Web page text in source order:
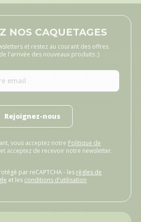
NOS CAQUETAGES
et restez au courant des offres
l'arrivée des nouveaux produits ;)
Rejoignez-nous
vous acceptez notre Politique de
et acceptez de recevoir notre newsletter.
par reCAPTCHA - les règles de
et les conditions d'utilisation